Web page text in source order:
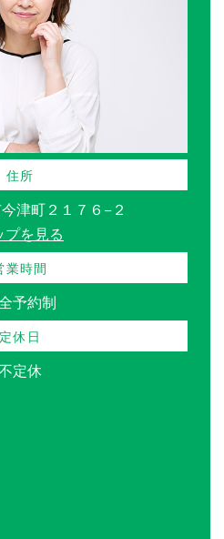
住所
津町２１７６−２
プを見る
業時間
予約制
定休日
定休